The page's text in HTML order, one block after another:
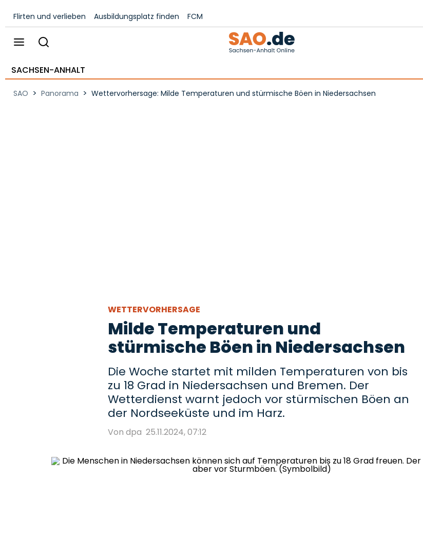
Flirten und verlieben Ausbildungsplatz finden FCM
SACHSEN-ANHALT
SAO > Panorama > Wettervorhersage: Milde Temperaturen und stürmische Böen in Niedersachsen
WETTERVORHERSAGE
Milde Temperaturen und
stürmische Böen in Niedersachsen
Die Woche startet mit milden Temperaturen von bis
zu 18 Grad in Niedersachsen und Bremen. Der
Wetterdienst warnt jedoch vor stürmischen Böen an
der Nordseeküste und im Harz.
Von dpa 25.11.2024, 07:12